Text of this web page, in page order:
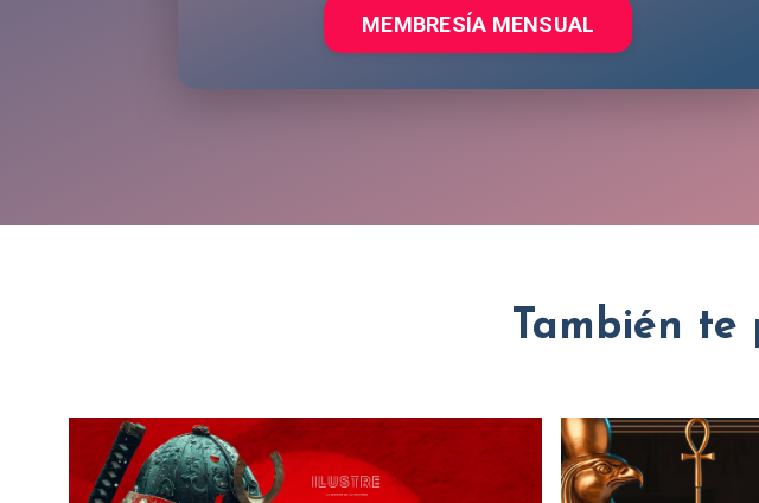
MEMBRESÍA MENSUAL
También te